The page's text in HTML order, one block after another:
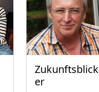
Zukunftsblick
er